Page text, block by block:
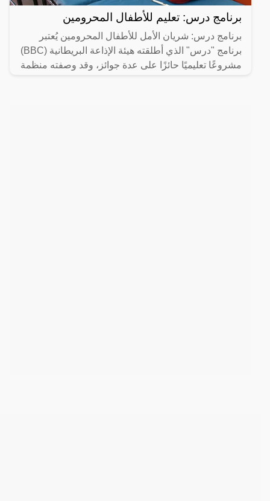
برنامج درس: تعليم للأطفال المحرومين
برنامج درس: شريان الأمل للأطفال المحرومين يُعتبر
برنامج "درس" الذي أطلقته هيئة الإذاعة البريطانية (BBC)
مشروعًا تعليميًا حائزًا على عدة جوائز، وقد وصفته منظمة